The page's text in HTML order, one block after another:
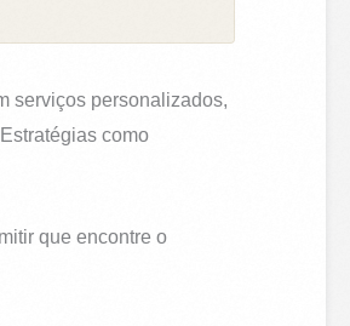
serviços personalizados,
como
que encontre o